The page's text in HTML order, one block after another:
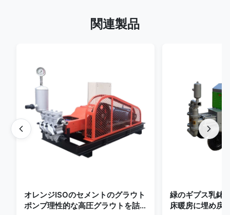
関連製品
オレンジISOのセメントのグラウト
ポンプ理性的な高圧グラウトを詰
緑のギプス乳鉢
床暖房に埋め戻